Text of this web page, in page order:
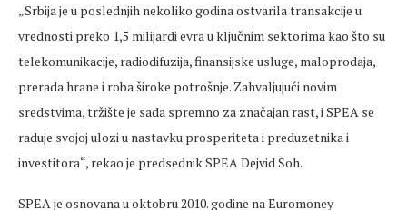
„Srbija je u poslednjih nekoliko godina ostvarila transakcije u
vrednosti preko 1,5 milijardi evra u ključnim sektorima kao što su
telekomunikacije, radiodifuzija, finansijske usluge, maloprodaja,
prerada hrane i roba široke potrošnje. Zahvaljujući novim
sredstvima, tržište je sada spremno za značajan rast, i SPEA se
raduje svojoj ulozi u nastavku prosperiteta i preduzetnika i
investitora“, rekao je predsednik SPEA Dejvid Šoh.
SPEA je osnovana u oktobru 2010. godine na Euromoney